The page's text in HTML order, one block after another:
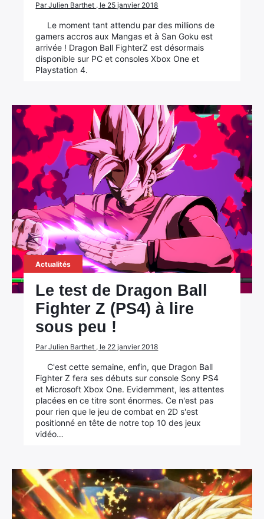
Par Julien Barthet , le 25 janvier 2018
Le moment tant attendu par des millions de
gamers accros aux Mangas et à San Goku est
arrivée ! Dragon Ball FighterZ est désormais
disponible sur PC et consoles Xbox One et
Playstation 4.
Actualités
Le test de Dragon Ball
Fighter Z (PS4) à lire
sous peu !
Par Julien Barthet , le 22 janvier 2018
C'est cette semaine, enfin, que Dragon Ball
Fighter Z fera ses débuts sur console Sony PS4
et Microsoft Xbox One. Evidemment, les attentes
placées en ce titre sont énormes. Ce n'est pas
pour rien que le jeu de combat en 2D s'est
positionné en tête de notre top 10 des jeux
vidéo…